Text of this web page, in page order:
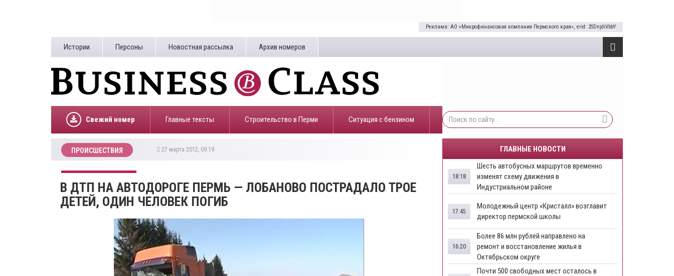
Реклама: АО «Микрофинансовая компания Пермского края», erid: 2SDnjdiVbbY
Истории Персоны Новостная рассылка Архив номеров
Свежий номер Главные тексты Строительство в Перми ​Ситуация с бензином
ПРОИСШЕСТВИЯ 27 марта 2012, 09:19
В ДТП НА АВТОДОРОГЕ ПЕРМЬ — ЛОБАНОВО ПОСТРАДАЛО ТРОЕ
ДЕТЕЙ, ОДИН ЧЕЛОВЕК ПОГИБ
ГЛАВНЫЕ НОВОСТИ
Шесть автобусных маршрутов временно
изменят схему движения в
Индустриальном районе
18:18
Молодежный центр «Кристалл» возглавит
директор пермской школы
17:45
Более 86 млн рублей направлено на
ремонт и восстановление жилья в
Октябрьском округе
16:20
Почти 500 свободных мест осталось в